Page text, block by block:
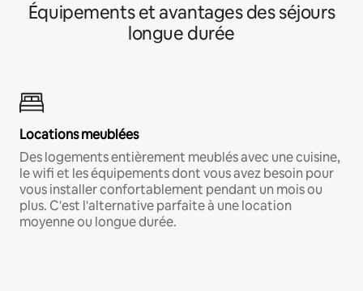
Équipements et avantages des séjours
longue durée
Locations meublées
Des logements entièrement meublés avec une cuisine,
le wifi et les équipements dont vous avez besoin pour
vous installer confortablement pendant un mois ou
plus. C'est l'alternative parfaite à une location
moyenne ou longue durée.